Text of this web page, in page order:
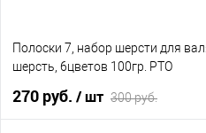
Полоски 7, набор шерсти для
шерсть, 6цветов 100гр. РТО
270 руб. / шт 300 руб.